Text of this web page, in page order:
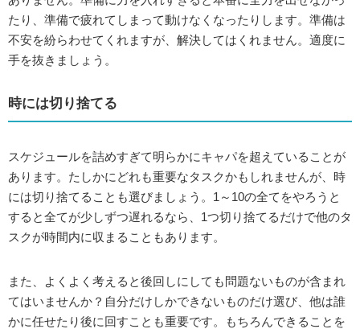
たり、準備で疲れてしまって動けなくなったりします。準備は
不安を紛らわせてくれますが、解決してはくれません。適度に
手を抜きましょう。
時には切り捨てる
スケジュールを詰めすぎて明らかにキャパを超えていることが
あります。たしかにどれも重要なタスクかもしれませんが、時
には切り捨てることも選びましょう。1～10の全てをやろうと
すると全てが少しずつ遅れるなら、1つ切り捨てるだけで他のタ
スクが時間内に収まることもあります。
また、よくよく考えると後回しにしても問題ないものが含まれ
てはいませんか？自分だけしかできないものだけ選び、他は誰
かに任せたり後に回すことも重要です。もちろんできることを